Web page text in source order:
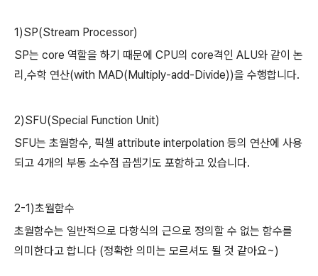
1)SP(Stream Processor)
SP는 core 역할을 하기 때문에 CPU의 core격인 ALU와 같이 논
리,수학 연산(with MAD(Multiply-add-Divide))을 수행합니다.
2)SFU(Special Function Unit)
SFU는 초월함수, 픽셀 attribute interpolation 등의 연산에 사용
되고 4개의 부동 소수점 곱셈기도 포함하고 있습니다.
2-1)초월함수
초월함수는 일반적으로 다항식의 근으로 정의할 수 없는 함수를
의미한다고 합니다 (정확한 의미는 모르셔도 될 것 같아요~)